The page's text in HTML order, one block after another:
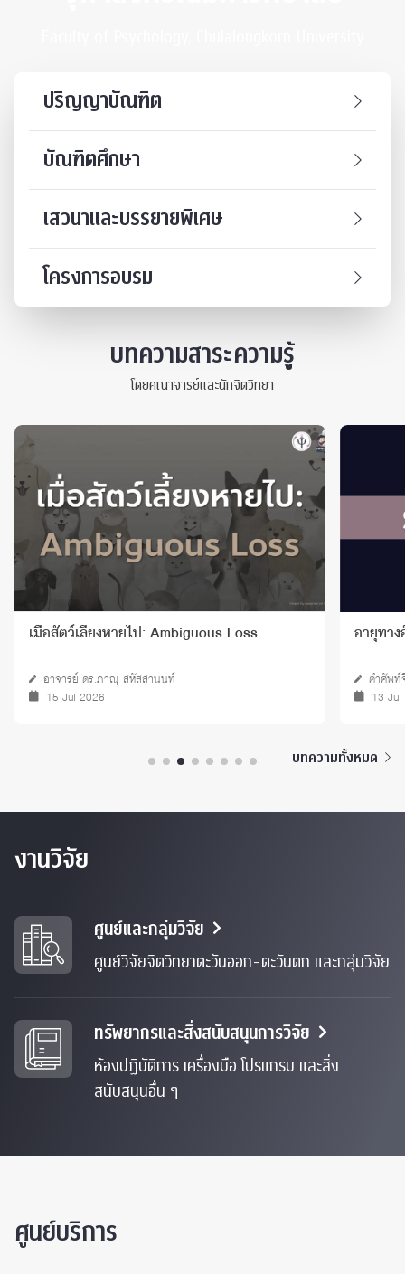
ปริญญาบัณฑิต
บัณฑิตศึกษา
เสวนาและบรรยายพิเศษ
โครงการอบรม
บทความสาระความรู้
โดยคณาจารย์และนักจิตวิทยา
เมื่อสัตว์เลี้ยงหายไป: Ambiguous Loss
อาจารย์ ดร.ภาณุ สหัสสานนท์
15 Jul 2026
อายุทา
คำศัพท์
13
บทความทั้งหมด
งานวิจัย
ศูนย์และกลุ่มวิจัย
ศูนย์วิจัยจิตวิทยาตะวันออก-ตะวันตก และกลุ่มวิจัย
ทรัพยากรและสิ่งสนับสนุนการวิจัย
ห้องปฏิบัติการ เครื่องมือ โปรแกรม และสิ่ง
สนับสนุนอื่น ๆ
ศูนย์บริการ